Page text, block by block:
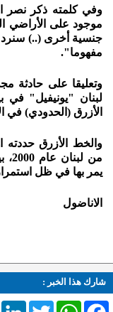
وفي كلمته ذكر نصر
موجود على الأراضي
جنسية أخرى (..) سنرد
مفهوما".
وتعليقا على حادثة
لبنان "يونيفيل" في
الأزرق (الحدودي) في
والخط الأزرق حددته
من
يمر بها في ظل
الاناضول
شارك هذا الخبر :
TwitterWhatsAppFacebook